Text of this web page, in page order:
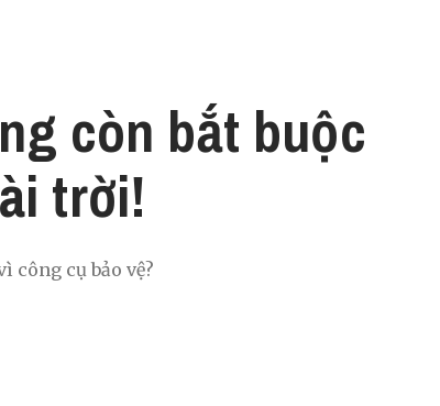
còn bắt buộc
trời!
công cụ bảo vệ?